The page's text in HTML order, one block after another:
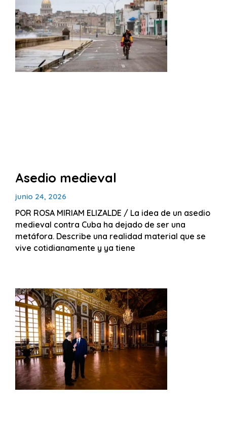
Asedio medieval
junio 24, 2026
POR ROSA MIRIAM ELIZALDE / La idea de un asedio
medieval contra Cuba ha dejado de ser una
metáfora. Describe una realidad material que se
vive cotidianamente y ya tiene